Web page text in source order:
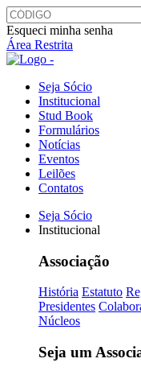
Esqueci minha senha
Área Restrita
Seja Sócio
Institucional
Stud Book
Formulários
Notícias
Eventos
Leilões
Contatos
Seja Sócio
Institucional
Associação
História Estatuto
Presidentes
Núcleos
Seja um